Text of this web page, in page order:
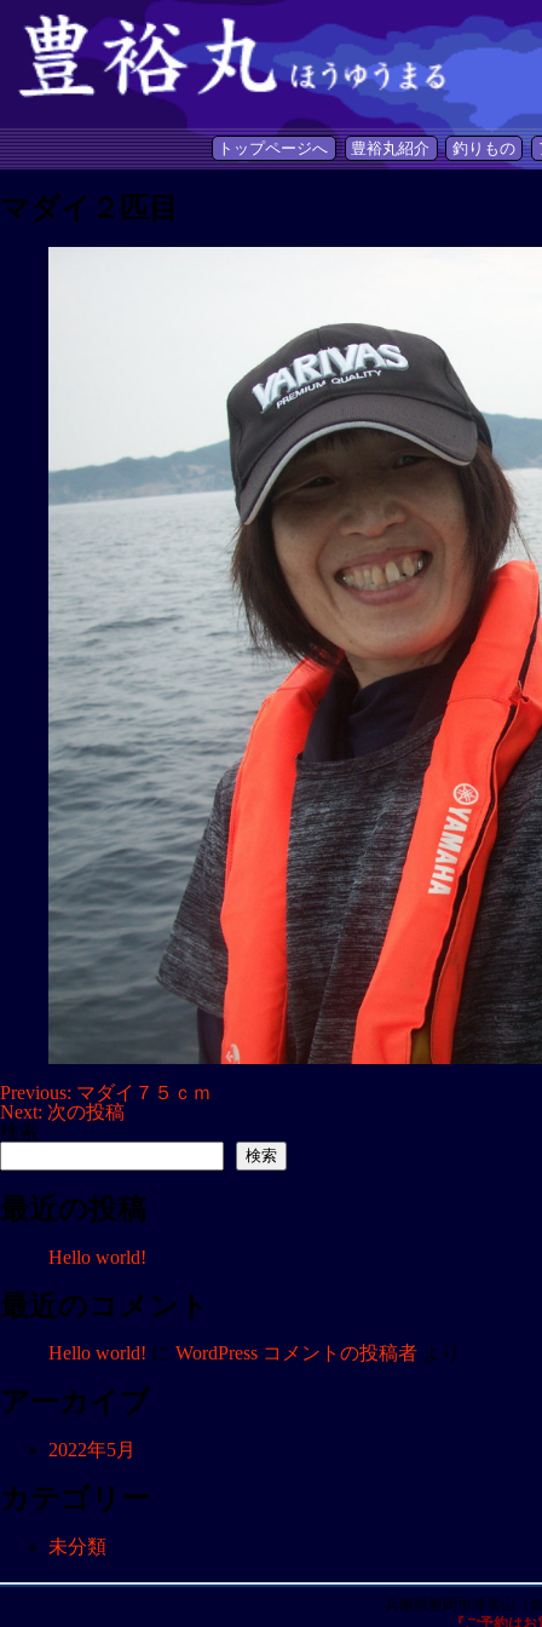
トップページへ 豊裕丸紹介 釣りもの
マダイ２匹目
投
稿
ゲ
ョ
ン
Previous: マダイ７５ｃｍ
Next: 次の投稿
検索
検索
最近の投稿
Hello world!
最近のコメント
Hello world! に WordPress コメントの投稿者 より
アーカイブ
2022年5月
カテゴリー
未分類
兵庫県豊岡市津居山
『ご予約は